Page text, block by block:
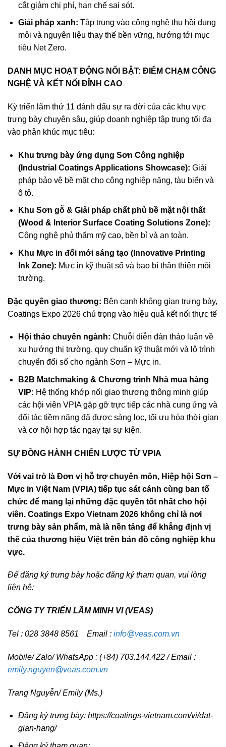
cắt giảm chi phí, hạn chế sai sót.
Giải pháp xanh: Tập trung vào công nghệ thu hồi dung
môi và nguyên liệu thay thế bền vững, hướng tới mục
tiêu Net Zero.
DANH MỤC HOẠT ĐỘNG NỔI BẬT: ĐIỂM CHẠM CÔNG
NGHỆ VÀ KẾT NỐI ĐỈNH CAO
Kỳ triển lãm thứ 11 đánh dấu sự ra đời của các khu vực
trưng bày chuyên sâu, giúp doanh nghiệp tập trung tối đa
vào phân khúc mục tiêu:
Khu trưng bày ứng dụng Sơn Công nghiệp
(Industrial Coatings Applications Showcase): Giải
pháp bảo vệ bề mặt cho công nghiệp nặng, tàu biển và
ô tô.
Khu Sơn gỗ & Giải pháp chất phủ bề mặt nội thất
(Wood & Interior Surface Coating Solutions Zone):
Công nghệ phủ thẩm mỹ cao, bền bỉ và an toàn.
Khu Mực in đổi mới sáng tạo (Innovative Printing
Ink Zone): Mực in kỹ thuật số và bao bì thân thiện môi
trường.
Đặc quyền giao thương: Bên cạnh không gian trưng bày,
Coatings Expo 2026 chú trọng vào hiệu quả kết nối thực tế
Hội thảo chuyên ngành: Chuỗi diễn đàn thảo luận về
xu hướng thị trường, quy chuẩn kỹ thuật mới và lộ trình
chuyển đổi số cho ngành Sơn – Mực in.
B2B Matchmaking & Chương trình Nhà mua hàng
VIP: Hệ thống khớp nối giao thương thông minh giúp
các hội viên VPIA gặp gỡ trực tiếp các nhà cung ứng và
đối tác tiềm năng đã được sàng lọc, tối ưu hóa thời gian
và cơ hội hợp tác ngay tại sự kiện.
SỰ ĐỒNG HÀNH CHIẾN LƯỢC TỪ VPIA
Với vai trò là Đơn vị hỗ trợ chuyên môn, Hiệp hội Sơn –
Mực in Việt Nam (VPIA) tiếp tục sát cánh cùng ban tổ
chức để mang lại những đặc quyền tốt nhất cho hội
viên. Coatings Expo Vietnam 2026 không chỉ là nơi
trưng bày sản phẩm, mà là nền tảng để khẳng định vị
thế của thương hiệu Việt trên bản đồ công nghiệp khu
vực.
Để đăng ký trưng bày hoặc đăng ký tham quan, vui lòng
liên hệ:
CÔNG TY TRIỂN LÃM MINH VI (VEAS)
Tel : 028 3848 8561 Email : info@veas.com.vn
Mobile/ Zalo/ WhatsApp : (+84) 703.144.422 / Email :
emily.nguyen@veas.com.vn
Trang Nguyễn/ Emily (Ms.)
Đăng ký trưng bày: https://coatings-vietnam.com/vi/dat-
gian-hang/